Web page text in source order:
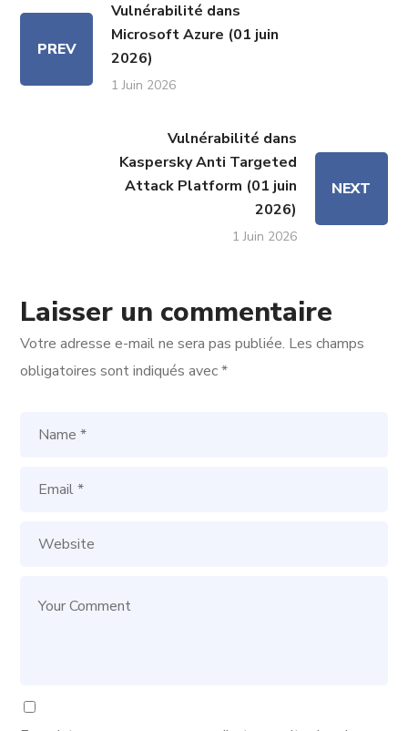
PREV
Vulnérabilité dans
Microsoft Azure (01 juin
2026)
1 Juin 2026
Vulnérabilité dans
Kaspersky Anti Targeted
Attack Platform (01 juin
2026)
1 Juin 2026
NEXT
Laisser un commentaire
Votre adresse e-mail ne sera pas publiée. Les champs
obligatoires sont indiqués avec*